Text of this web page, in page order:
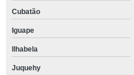
Cubatão
Iguape
Ilhabela
Juquehy